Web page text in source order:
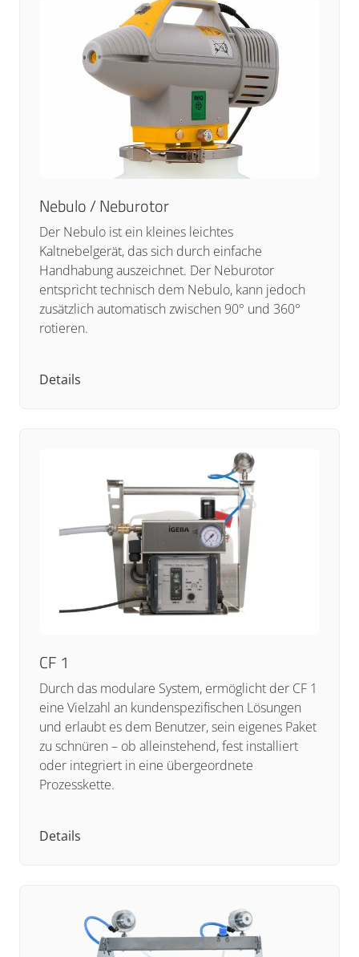
Nebulo / Neburotor
Der Nebulo ist ein kleines leichtes
Kaltnebelgerät, das sich durch einfache
Handhabung auszeichnet. Der Neburotor
entspricht technisch dem Nebulo, kann jedoch
zusätzlich automatisch zwischen 90° und 360°
rotieren.
Details
CF 1
Durch das modulare System, ermöglicht der CF 1
eine Vielzahl an kundenspezifischen Lösungen
und erlaubt es dem Benutzer, sein eigenes Paket
zu schnüren – ob alleinstehend, fest installiert
oder integriert in eine übergeordnete
Prozesskette.
Details